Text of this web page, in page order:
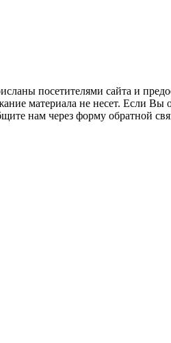
посетителями сайта и
материала не несет. Если
нам через форму обратной